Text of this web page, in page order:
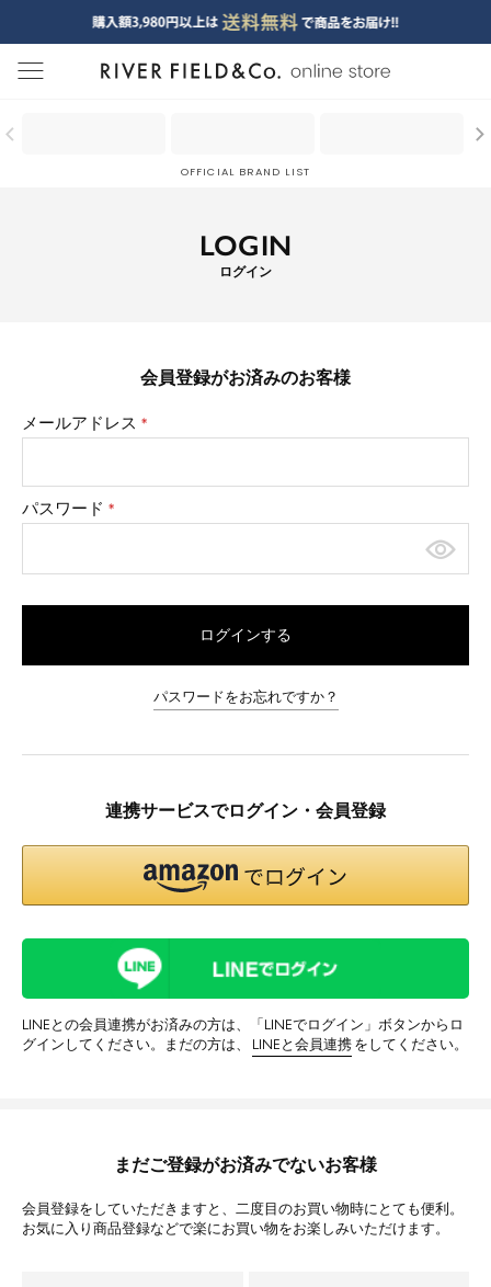
menu
OFFICIAL BRAND LIST
LOGIN
ログイン
会員登録がお済みのお客様
メールアドレス
(必
パスワード
(必
ログインする
パスワードをお忘れですか？
連携サービスでログイン・会員登録
LINEとの会員連携がお済みの方は、「LINEでログイン」ボタンからロ
グインしてください。まだの方は、
LINEと会員連携 をしてください。
まだご登録がお済みでないお客様
会員登録をしていただきますと、二度目のお買い物時にとても便利。
お気に入り商品登録などで楽にお買い物をお楽しみいただけます。